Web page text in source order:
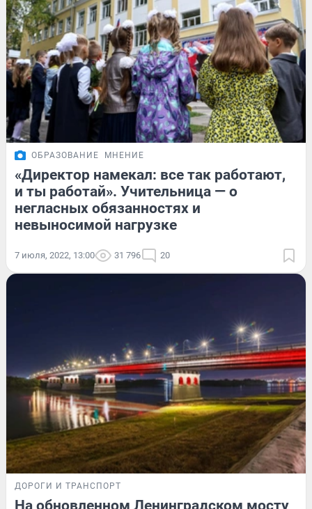
ОБРАЗОВАНИЕ МНЕНИЕ
«Директор намекал: все так работают,
и ты работай». Учительница — о
негласных обязанностях и
невыносимой нагрузке
7 июля, 2022, 13:00 31 796 20
ДОРОГИ И ТРАНСПОРТ
На обновленном Ленинградском мосту